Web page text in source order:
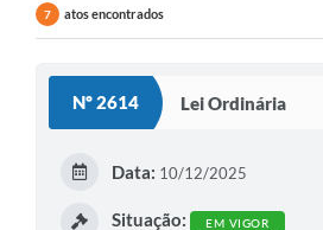
7 atos encontrados
Nº 2614 Lei Ordinária
Data: 10/12/2025
Situação: EM VIGOR